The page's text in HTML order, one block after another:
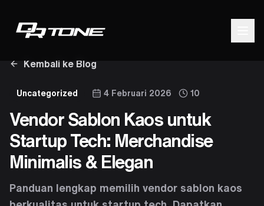
Kembali ke Blog
Uncategorized 4 Februari 2026 10
Vendor Sablon Kaos untuk
Startup Tech: Merchandise
Minimalis & Elegan
Panduan lengkap memilih vendor sablon kaos